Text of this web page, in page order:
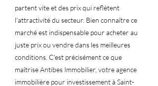
partent vite et des prix qui reflètent
l'attractivité du secteur. Bien connaître ce
marché est indispensable pour acheter au
juste prix ou vendre dans les meilleures
conditions. C'est précisément ce que
maîtrise Antibes Immobilier, votre agence
immobilière pour investissement à Saint-